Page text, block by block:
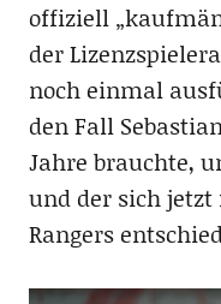
offiziell
der
noch einmal
den Fall
Jahre brauchte,
und der sich jetzt
Rangers